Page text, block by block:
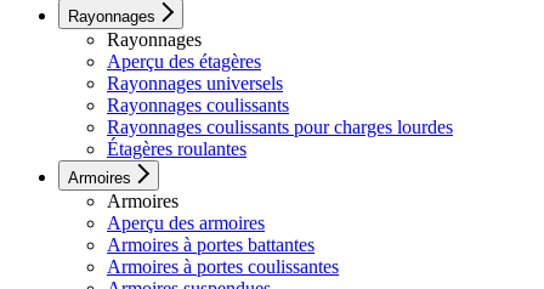
Rayonnages
Rayonnages
Aperçu des étagères
Rayonnages universels
Rayonnages coulissants
Rayonnages coulissants pour charges lourdes
Étagères roulantes
Armoires
Armoires
Aperçu des armoires
Armoires à portes battantes
Armoires à portes coulissantes